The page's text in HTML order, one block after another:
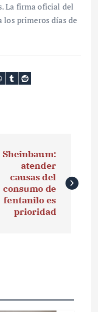
La firma oficial del
los primeros días de
Sheinbaum:
atender
causas del
consumo de
fentanilo es
prioridad